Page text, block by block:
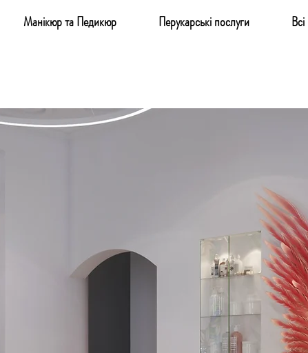
Манікюр та Педикюр Перукарські послуги
Знижка 5% на